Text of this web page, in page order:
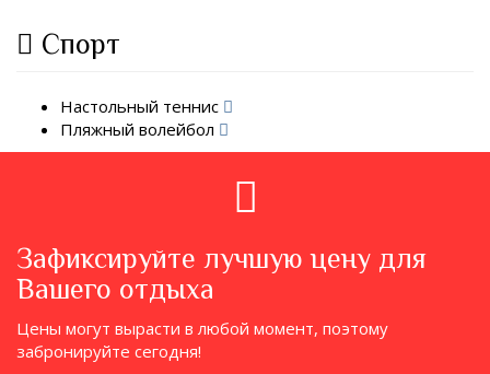
Спорт
Настольный теннис
Пляжный волейбол
Зафиксируйте лучшую цену для
Вашего отдыха
Цены могут вырасти в любой момент, поэтому
забронируйте сегодня!